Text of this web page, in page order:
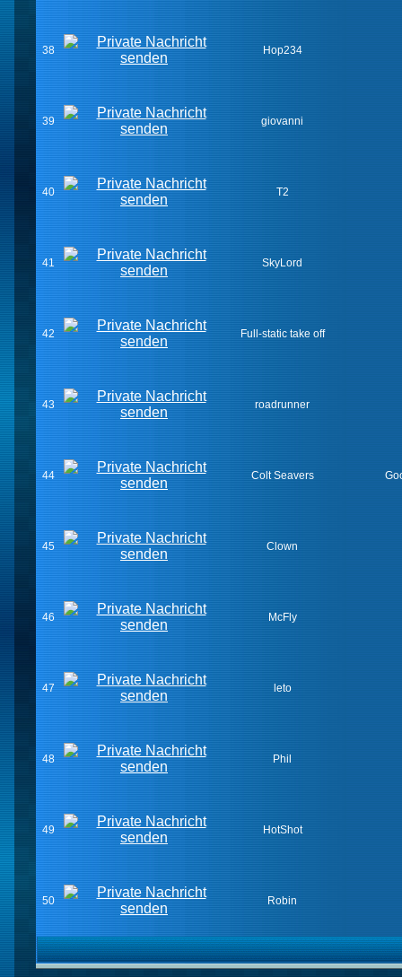
38 Hop234
39 giovanni
40 T2
41 SkyLord
42 Full-static take off
43 roadrunner
44 Colt Seavers
45 Clown
46 McFly
47 leto
48 Phil
49 HotShot
50 Robin